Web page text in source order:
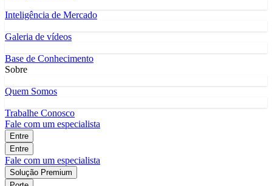
Inteligência de Mercado
Galeria de vídeos
Base de Conhecimento
Sobre
Quem Somos
Trabalhe Conosco
Fale com um especialista
Entre
Entre
Fale com um especialista
Solução Premium